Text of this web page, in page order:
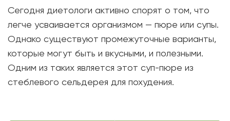
Сегодня диетологи активно спорят о том, что
легче усваивается организмом — пюре или супы.
Однако существуют промежуточные варианты,
которые могут быть и вкусными, и полезными.
Одним из таких является этот суп-пюре из
стеблевого сельдерея для похудения.